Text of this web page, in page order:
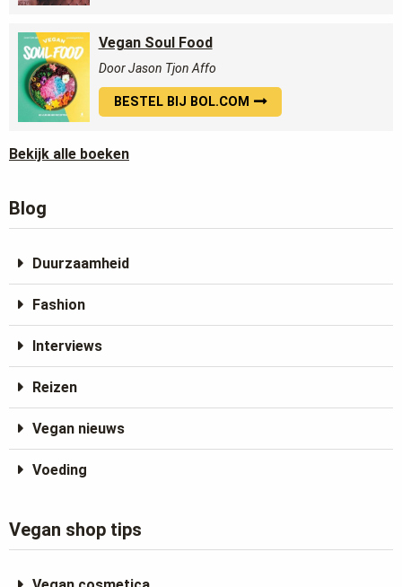
Vegan Soul Food
Door Jason Tjon Affo
BESTEL BIJ BOL.COM
Bekijk alle boeken
Blog
Duurzaamheid
Fashion
Interviews
Reizen
Vegan nieuws
Voeding
Vegan shop tips